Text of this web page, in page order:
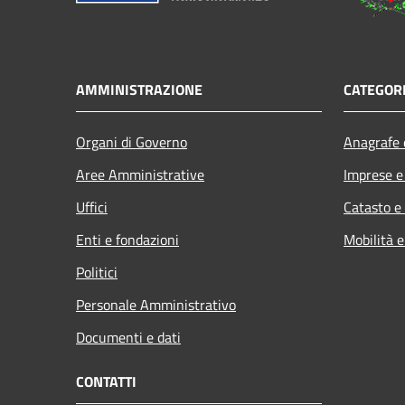
AMMINISTRAZIONE
Organi di Governo
Aree Amministrative
Uffici
Enti e fondazioni
Politici
Personale Amministrativo
Documenti e dati
Imprese
Catasto
Mobilità
CONTATTI